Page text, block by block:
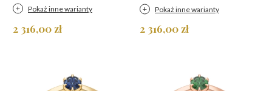
Pokaż inne warianty
2 316,00 zł
Pokaż inne warianty
2 316,00 zł